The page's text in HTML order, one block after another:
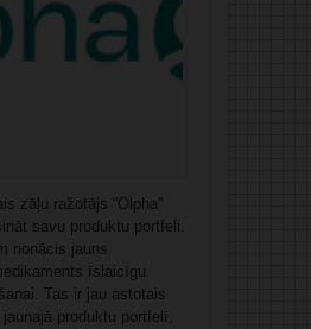
zāļu ražotājs “Olpha”
savu produktu portfeli.
nonācis jauns
īslaicīgu
Tas ir jau astotais
produktu portfelī,